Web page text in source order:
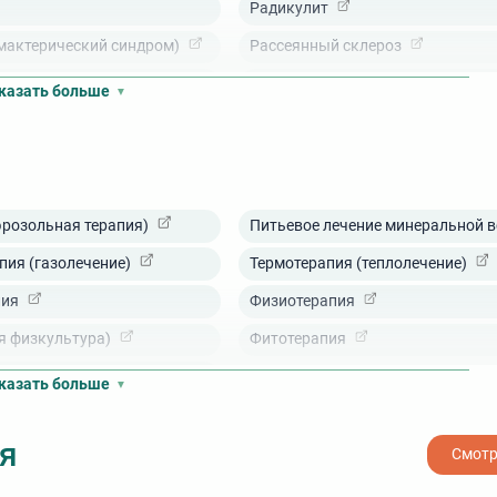
с показаниями. Результаты диагностики строго
синдром)
Радикулит
Рассеянный склероз
Синусит
Склеродермия
Тонзиллит
Уретрит
больше
терапия)
(газолечение)
физкультура)
Питьевое лечение минеральной
Термотерапия (теплолечение)
Физиотерапия
Фитотерапия
больше